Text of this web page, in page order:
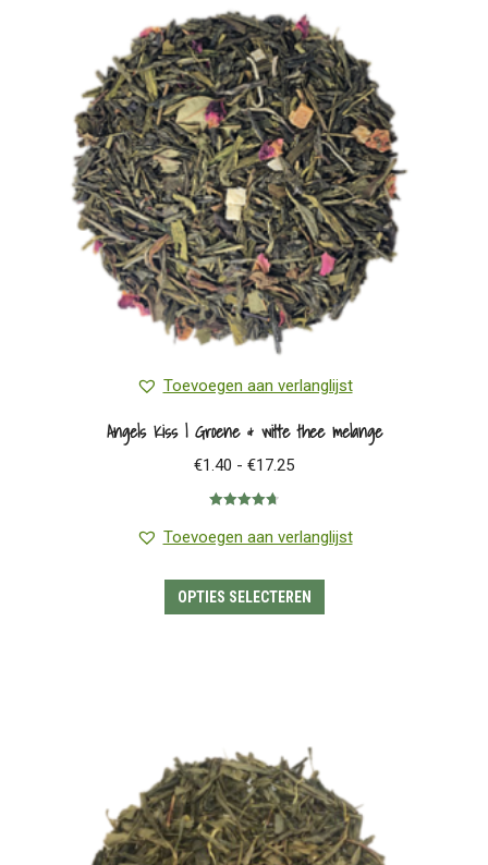
Toevoegen aan verlanglijst
Angels Kiss | Groene & witte thee melange
€1.40 - €17.25Prijsklasse:
€17.25
4.77uit 5
Toevoegen aan verlanglijst
OPTIES SELECTEREN
kan
gekozen
worden